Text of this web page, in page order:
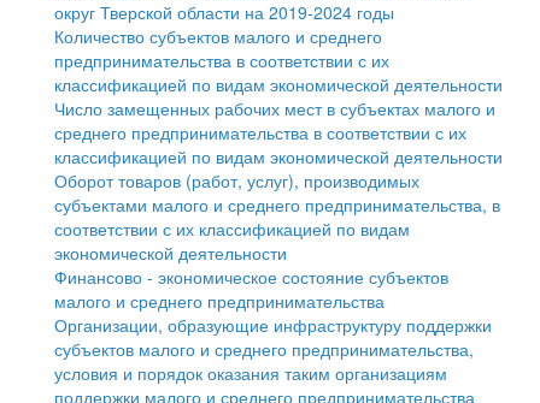
Образование
Здравоохранение
Социальная защита
Фотоальбом
Работа с обращениями граждан
Муниципальный контроль
Муниципальные услуги
Проекты административных регламентов
Антимонопольный комплаенс
Противодействие коррупции
Имущественная поддержка субъектов малого и
среднего предпринимательства
Информационная поддержка субъектов малого и
среднего предпринимательства
Муниципальные программы
Контрольно-счетная палата
Персональные данные
Оценка регулирующего воздействия
округ Тверской области на 2019-2024 годы
Количество субъектов малого и среднего
предпринимательства в соответствии с их
классификацией по видам экономической деятельности
Число замещенных рабочих мест в субъектах малого и
среднего предпринимательства в соответствии с их
классификацией по видам экономической деятельности
Оборот товаров (работ, услуг), производимых
субъектами малого и среднего предпринимательства, в
соответствии с их классификацией по видам
экономической деятельности
Финансово - экономическое состояние субъектов
малого и среднего предпринимательства
Организации, образующие инфраструктуру поддержки
субъектов малого и среднего предпринимательства,
условия и порядок оказания таким организациям
поддержки малого и среднего предпринимательства